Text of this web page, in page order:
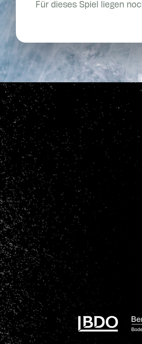
Für dieses Spiel liegen